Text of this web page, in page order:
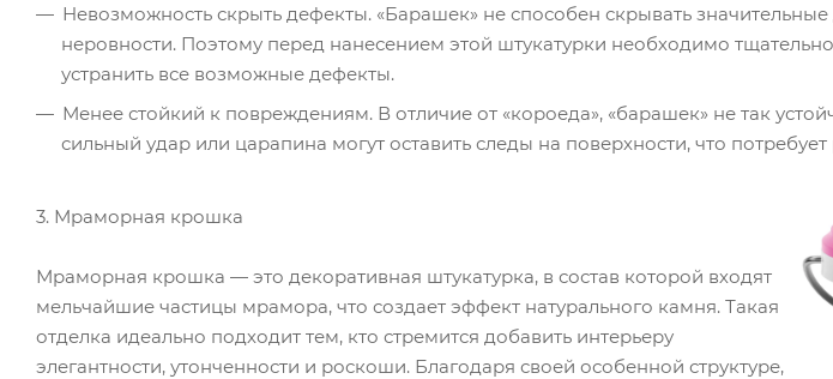
Невозможность скрыть дефекты. «Барашек» не способен скрывать
неровности. Поэтому перед нанесением этой штукатурки необходимо
устранить все возможные дефекты.
Менее стойкий к повреждениям. В отличие от «короеда», «барашек» не так
сильный удар или царапина могут оставить следы на поверхности, что
3. Мраморная крошка
Мраморная крошка — это декоративная штукатурка, в состав которой входят
мельчайшие частицы мрамора, что создает эффект натурального камня. Такая
отделка идеально подходит тем, кто стремится добавить интерьеру
элегантности, утонченности и роскоши. Благодаря своей особенной структуре,